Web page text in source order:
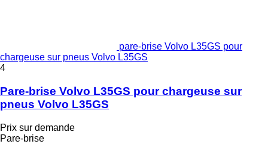
pare-brise Volvo L35GS pour
chargeuse sur pneus Volvo L35GS
4
Pare-brise Volvo L35GS pour chargeuse sur
pneus Volvo L35GS
Prix sur demande
Pare-brise